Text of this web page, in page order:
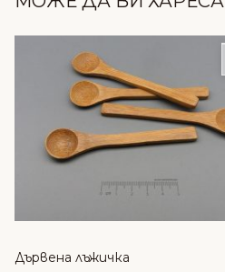
Дървена лъжичка